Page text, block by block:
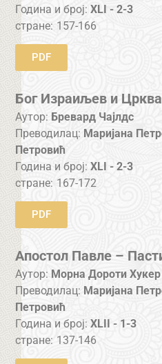
Година и број:XLI - 2-3
стране: 157-166
PDF
Бог Израиљев и Црква
Аутор: Бревард Чајлдс
Преводилац: Маријана
Петровић
Година и број:XLI - 2-3
стране: 167-172
PDF
Апостол Павле –
Аутор: Морна Дороти Хукер
Преводилац: Маријана
Петровић
Година и број:XLII - 1-3
стране: 137-146